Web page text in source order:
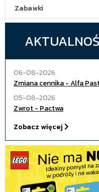
Zabawki
06-08-2026
Zmiana cennika - Alfa
05-08-2026
Zwrot - Pactwa
Zobacz więcej